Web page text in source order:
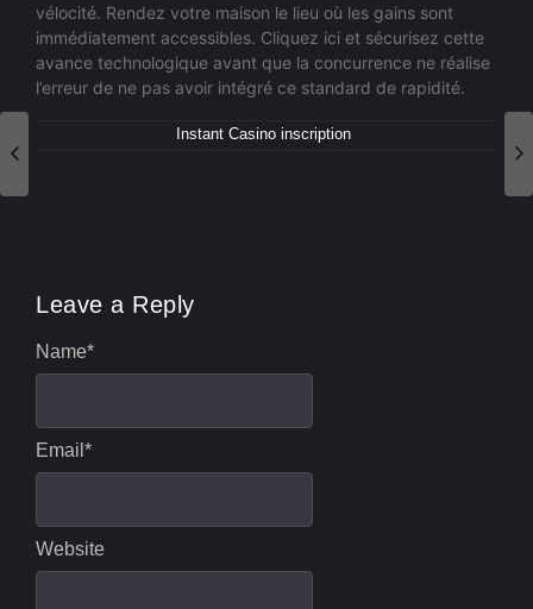
vélocité. Rendez votre maison le lieu où les gains sont
immédiatement accessibles. Cliquez ici et sécurisez cette
avance technologique avant que la concurrence ne réalise
l’erreur de ne pas avoir intégré ce standard de rapidité.
Instant Casino inscription
Leave a Reply
Name*
Email *
Website